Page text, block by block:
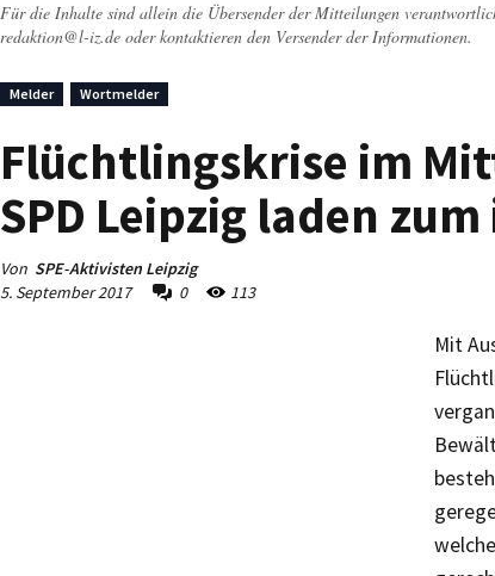
Für die Inhalte sind allein die Übersender der Mitteilungen
redaktion@l-iz.de oder kontaktieren den Versender der Informationen.
Melder Wortmelder
Flüchtlingskrise im
SPD Leipzig laden
Von SPE-Aktivisten Leipzig
5. September 2017
0 113
Mit